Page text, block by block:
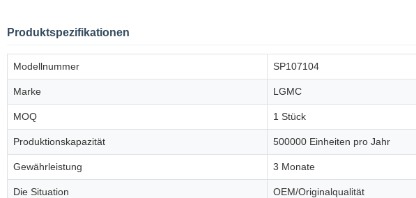
Produktspezifikationen
Modellnummer SP107104
Marke LGMC
MOQ 1 Stück
Produktionskapazität 500000 Einheiten pro Jahr
Gewährleistung 3 Monate
Die Situation OEM/Originalqualität